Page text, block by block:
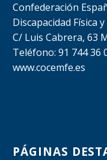
Confederación
Discapacidad Física
C/ Luis Cabrera, 63
Teléfono: 91 744 36
www.cocemfe.es
PÁGINAS